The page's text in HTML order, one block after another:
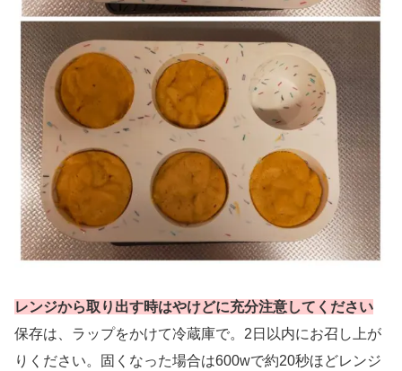
レンジから取り出す時はやけどに充分注意してください
保存は、ラップをかけて冷蔵庫で。2日以内にお召し上が
りください。固くなった場合は600wで約20秒ほどレンジ